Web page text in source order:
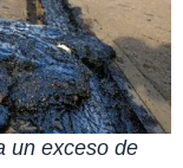
un exceso de